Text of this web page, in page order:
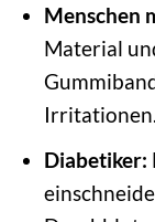
Menschen
Material
Irritationen.
Diabetiker: